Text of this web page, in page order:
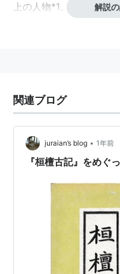
上の人物*1 。名は王倹。
云無葉山、亦云白岳。在白州地、
鮮、與高同時。
古記云：昔有桓因、
貪求人世。父知子意
間。乃授天符印三箇
即太伯今妙香
謂、桓雄天王也。將
解説
関連ブログ
juraian’s blog • 1年前
『桓檀古記』をめぐ